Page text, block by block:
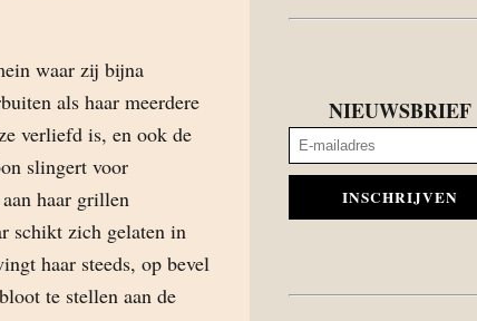
waar zij bijna
als haar meerdere
verliefd is, en ook de
slingert voor
haar grillen
schikt zich gelaten in
haar steeds, op bevel
te stellen aan de
NIEUWSBRIEF
INSCHRIJVEN